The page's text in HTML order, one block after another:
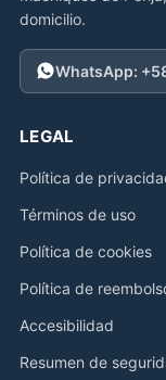
domicilio.
WhatsApp:
LEGAL
Política de
Términos de uso
Política de cookies
Política de
Accesibilidad
Resumen de